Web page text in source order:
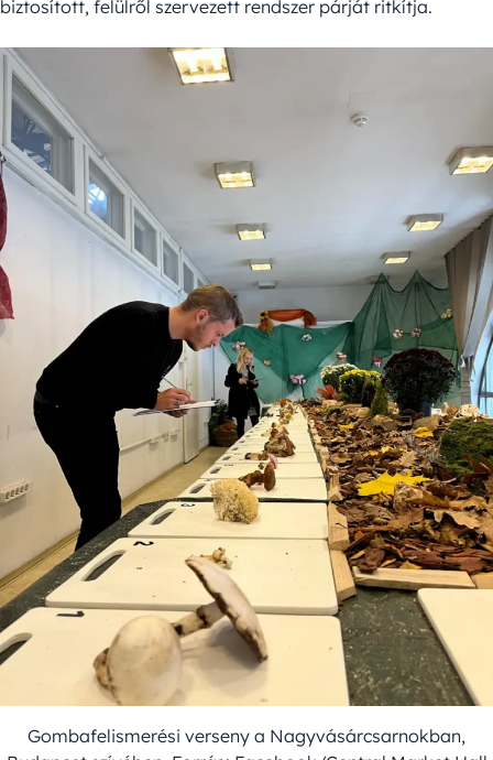
biztosított, felülről szervezett rendszer párját ritkítja.
Gombafelismerési verseny a Nagyvásárcsarnokban,